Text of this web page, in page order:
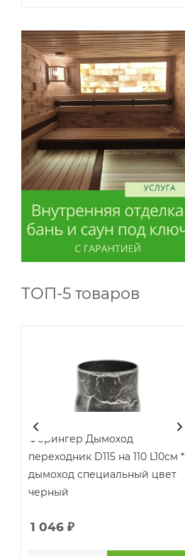
ТОП-5 товаров
Ферингер Дымоход
переходник D115 на 110 L10см *
дымоход специальный цвет
черный
1 046 ₽